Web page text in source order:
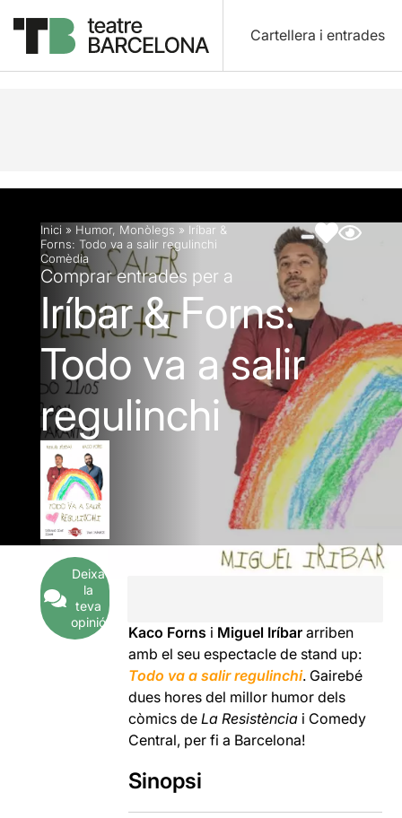
Cartellera i entrades
Descripció Fitxa artística Fotos i vídeos
Inici » Humor, Monòlegs » Iríbar &
Forns: Todo va a salir regulinchi
Comèdia
Comprar entrades per a
Iríbar & Forns:
Todo va a salir
regulinchi
Deixa
la
teva
opinió
Kaco Forns i Miguel Iríbar arriben
amb el seu espectacle de stand up:
Todo va a salir regulinchi. Gairebé
dues hores del millor humor dels
còmics deLa Resistència i Comedy
Central, per fi a Barcelona!
Sinopsi